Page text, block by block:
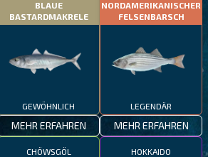
BLAUE
BASTARDMAKRELE
GEWÖHNLICH
MEHR ERFAHREN
NORDAMERIKANISCHER
FELSENBARSCH
LEGENDÄR
MEHR ERFAHREN
CHÖWSGÖL HOKKAIDO